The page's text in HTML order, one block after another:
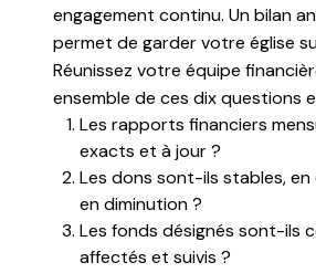
engagement continu. Un bilan
permet de garder votre église
Réunissez votre équipe
ensemble de ces dix questions
Les rapports financiers
exacts et à jour ?
Les dons sont-ils stables,
en diminution ?
Les fonds désignés sont-ils
affectés et suivis ?